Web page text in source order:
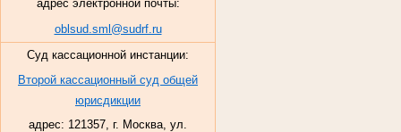
адрес электронной почты:
oblsud.sml@sudrf.ru
Суд кассационной инстанции:
Второй кассационный суд общей
юрисдикции
адрес: 121357, г. Москва, ул.